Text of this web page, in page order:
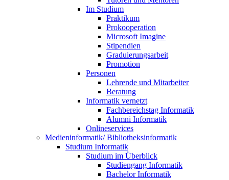
Im Studium
Praktikum
Prokooperation
Microsoft Imagine
Stipendien
Graduierungsarbeit
Promotion
Personen
Lehrende und Mitarbeiter
Beratung
Informatik vernetzt
Fachbereichstag Informatik
Alumni Informatik
Onlineservices
Medieninformatik/ Bibliotheksinformatik
Studium Informatik
Studium im Überblick
Studiengang Informatik
Bachelor Informatik